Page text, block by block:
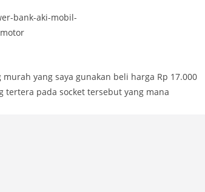
yang saya gunakan beli harga Rp 17.000
pada socket tersebut yang mana